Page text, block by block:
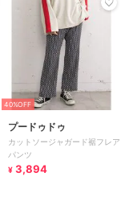
40%OFF
プードゥドゥ
カットソージャガード裾フレア
パンツ
¥ 3,894